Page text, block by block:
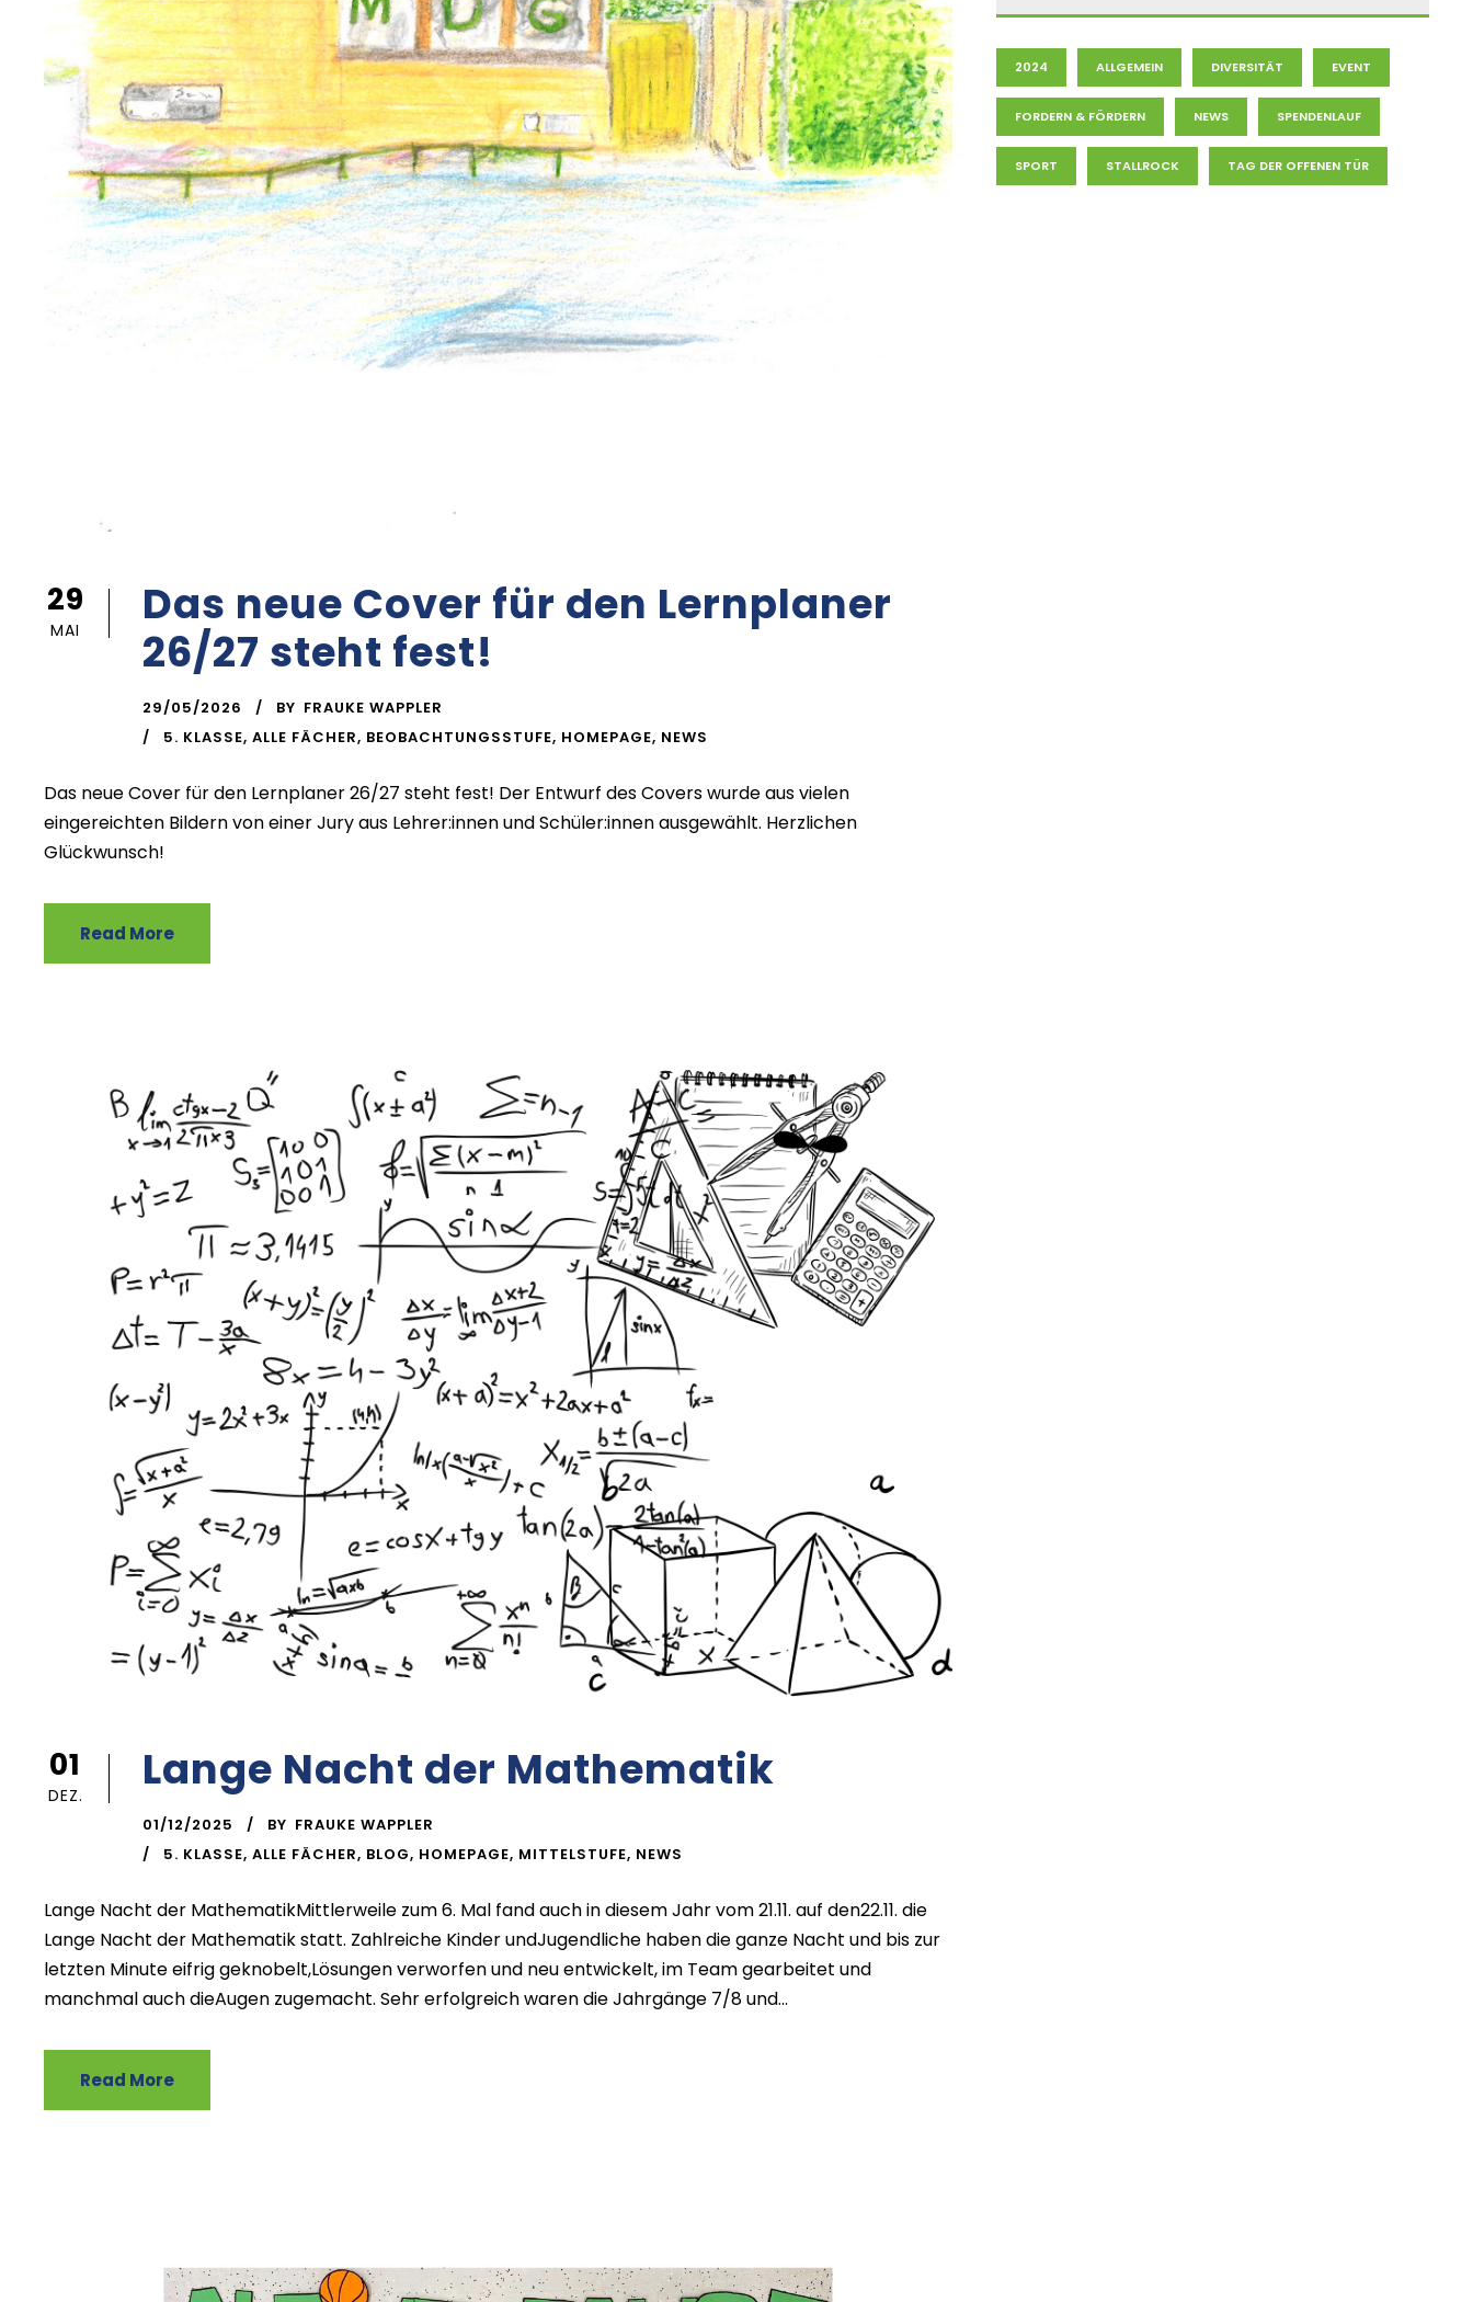
29
MAI
Das neue Cover für den Lernplaner
26/27 steht fest!
29/05/2026 BY FRAUKE WAPPLER
5. KLASSE, ALLE FÄCHER, BEOBACHTUNGSSTUFE, HOMEPAGE, NEWS
Das neue Cover für den Lernplaner 26/27 steht fest! Der Entwurf des Covers wurde aus vielen
eingereichten Bildern von einer Jury aus Lehrer:innen und Schüler:innen ausgewählt. Herzlichen
Glückwunsch!
Read More
01
DEZ. Lange Nacht der Mathematik
01/12/2025 BY FRAUKE WAPPLER
5. KLASSE, ALLE FÄCHER, BLOG, HOMEPAGE, MITTELSTUFE, NEWS
Lange Nacht der MathematikMittlerweile zum 6. Mal fand auch in diesem Jahr vom 21.11. auf den22.11. die
Lange Nacht der Mathematik statt. Zahlreiche Kinder undJugendliche haben die ganze Nacht und bis zur
letzten Minute eifrig geknobelt,Lösungen verworfen und neu entwickelt, im Team gearbeitet und
manchmal auch dieAugen zugemacht. Sehr erfolgreich waren die Jahrgänge 7/8 und...
Read More
2024 ALLGEMEIN DIVERSITÄT EVENT
FORDERN & FÖRDERN NEWS SPENDENLAUF
SPORT STALLROCK TAG DER OFFENEN TÜR